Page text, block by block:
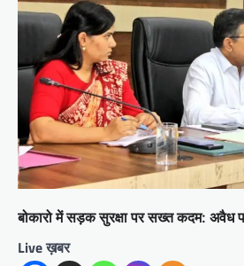
बोकारो में सड़क सुरक्षा पर सख्त कदम: अवैध
Live ख़बर